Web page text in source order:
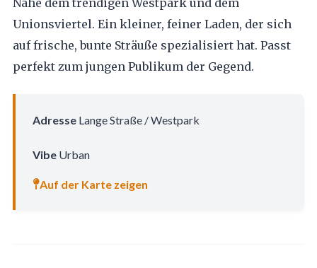
Nahe dem trendigen Westpark und dem
Unionsviertel. Ein kleiner, feiner Laden, der sich
auf frische, bunte Sträuße spezialisiert hat. Passt
perfekt zum jungen Publikum der Gegend.
AdresseLange Straße / Westpark
VibeUrban
Auf der Karte zeigen